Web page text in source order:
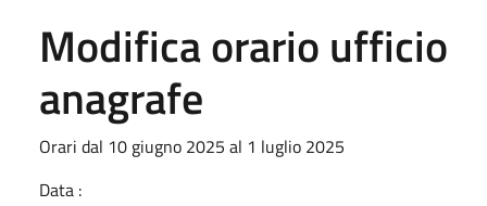
Modifica orario ufficio
anagrafe
Orari dal 10 giugno 2025 al 1 luglio 2025
Data :